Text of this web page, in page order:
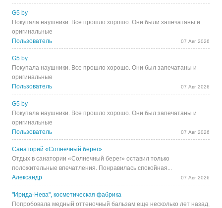
G5 by
Покупала наушники. Все прошло хорошо. Они были запечатаны и
оригинальные
Пользователь
07 Авг 2026
G5 by
Покупала наушники. Все прошло хорошо. Они был запечатаны и
оригинальные
Пользователь
07 Авг 2026
G5 by
Покупала наушники. Все прошло хорошо. Они был запечатаны и
оригинальные
Пользователь
07 Авг 2026
Санаторий «Солнечный берег»
Отдых в санатории «Солнечный берег» оставил только
положительные впечатления. Понравилась спокойная...
Александр
07 Авг 2026
"Ирида-Нева", косметическая фабрика
Попробовала медный оттеночный бальзам еще несколько лет назад,